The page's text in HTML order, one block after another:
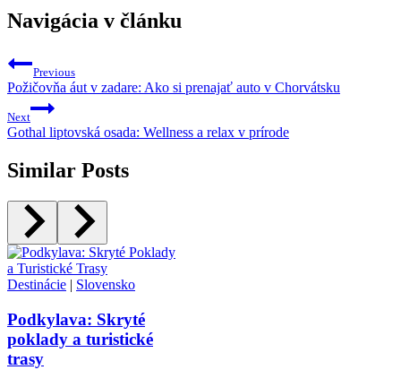
Navigácia v článku
Previous
Požičovňa áut v zadare: Ako si prenajať auto v Chorvátsku
Next
Gothal liptovská osada: Wellness a relax v prírode
Similar Posts
Destinácie | Slovensko
Podkylava: Skryté
poklady a turistické
trasy